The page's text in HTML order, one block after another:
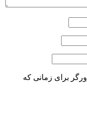
برای زمانی که